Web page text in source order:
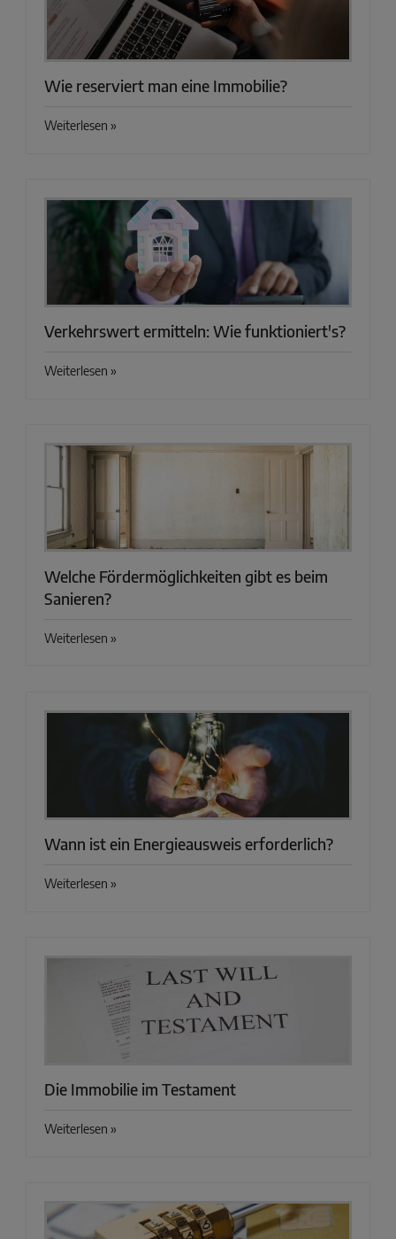
Wie reserviert man eine Immobilie?
Weiterlesen »
Verkehrswert ermitteln: Wie funktioniert's?
Weiterlesen »
Welche Fördermöglichkeiten gibt es beim
Sanieren?
Weiterlesen »
Wann ist ein Energieausweis erforderlich?
Weiterlesen »
Die Immobilie im Testament
Weiterlesen »